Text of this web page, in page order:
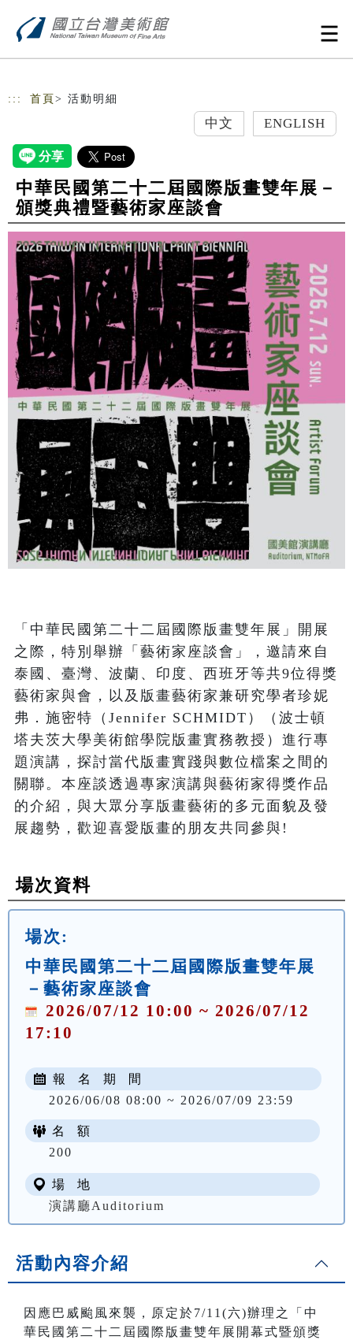
::: 首頁 > 活動明細
中文 ENGLISH
中華民國第二十二屆國際版畫雙年展－
頒獎典禮暨藝術家座談會
「中華民國第二十二屆國際版畫雙年展」開展
之際，特別舉辦「藝術家座談會」，邀請來自
泰國、臺灣、波蘭、印度、西班牙等共9位得獎
藝術家與會，以及版畫藝術家兼研究學者珍妮
弗．施密特（Jennifer SCHMIDT）（波士頓
塔夫茨大學美術館學院版畫實務教授）進行專
題演講，探討當代版畫實踐與數位檔案之間的
關聯。本座談透過專家演講與藝術家得獎作品
的介紹，與大眾分享版畫藝術的多元面貌及發
展趨勢，歡迎喜愛版畫的朋友共同參與!
場次資料
場次:
中華民國第二十二屆國際版畫雙年展
－藝術家座談會
2026/07/12 10:00 ~ 2026/07/12
17:10
報 名 期 間
2026/06/08 08:00 ~ 2026/07/09 23:59
名 額
200
場 地
演講廳Auditorium
活動內容介紹
因應巴威颱風來襲，原定於7/11(六)辦理之「中
華民國第二十二屆國際版畫雙年展開幕式暨頒獎